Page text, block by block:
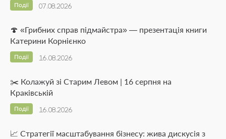
07.08.2026
Події
🍄 «Грибних справ підмайстра» — презентація книги
Катерини Корнієнко
16.08.2026
Події
✂️ Колажуй зі Старим Левом | 16 серпня на
Краківській
16.08.2026
Події
📈 Стратегії масштабування бізнесу: жива дискусія з